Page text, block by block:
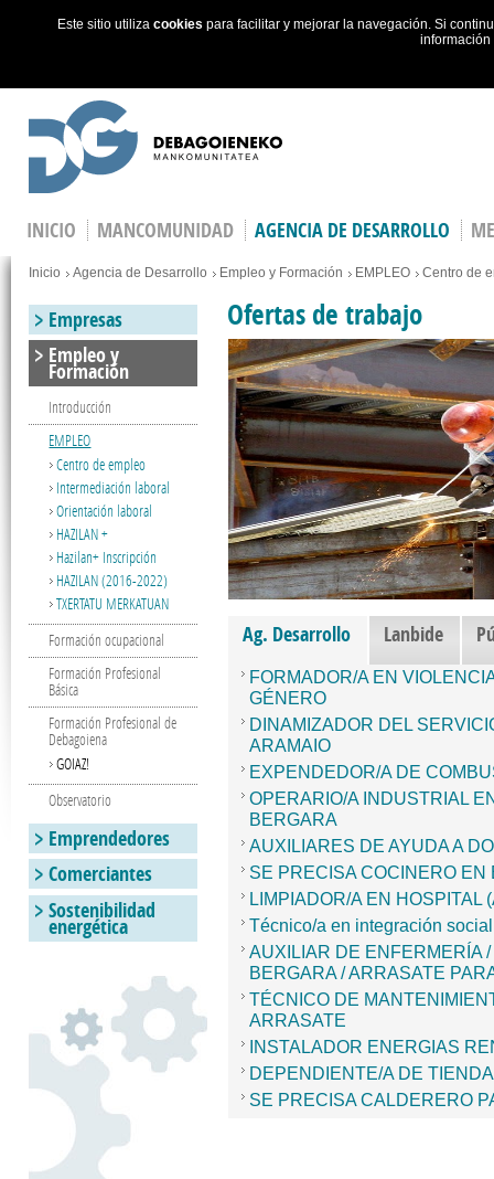
Este sitio utiliza cookies para facilitar y mejorar la navegación. Si
INICIO MANCOMUNIDAD AGENCIA DE DESARROLLO
You are here
Inicio Agencia de Desarrollo Empleo y Formación EMPLEO Centro de
Ofertas de trabajo
Ag. Desarrollo (active tab)
Lanbide
FORMADOR/A EN
GÉNERO
DINAMIZADOR DEL
ARAMAIO
EXPENDEDOR/A DE
OPERARIO/A INDUSTRIAL
BERGARA
AUXILIARES DE AYUDA A
SE PRECISA COCINERO
LIMPIADOR/A EN HOSPITAL
Técnico/a en integración social
AUXILIAR DE ENFERMERÍA
BERGARA / ARRASATE
TÉCNICO DE
ARRASATE
INSTALADOR ENERGIAS
DEPENDIENTE/A DE
SE PRECISA CALDERERO
Empresas
Empleo y
Formación
Introducción
EMPLEO
Centro de empleo
Intermediación laboral
Orientación laboral
HAZILAN +
Hazilan+ Inscripción
HAZILAN (2016-2022)
TXERTATU MERKATUAN
Formación ocupacional
Formación Profesional
Básica
Formación Profesional de
Debagoiena
GOIAZ!
Observatorio
Emprendedores
Comerciantes
Sostenibilidad
energética